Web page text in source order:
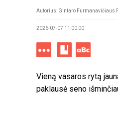
Autorius: Gintaro Furmanavičiaus
2026-07-07 11:00:00
Vieną vasaros rytą
paklausė seno